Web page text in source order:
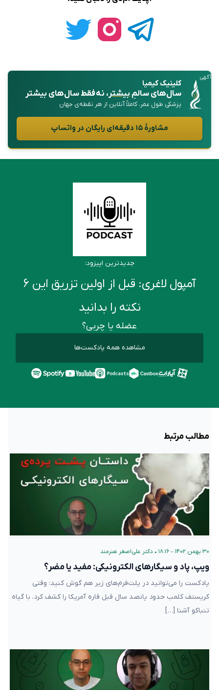
آگهی
کلینیک کیمیا
سال‌های سالمِبیشتر، نه فقط سال‌های بیشتر
پزشکی طول عمر، کاملاً آنلاین از هر نقطه‌ی جهان
مشاورهٔ ۱۵ دقیقه‌ای رایگان در واتساپ
جدیدترین اپیزود:
آمپول لاغری: قبل از اولین تزریق این ۶
نکته را بدانید
عضله یا چربی؟
مشاهده همه پادکست‌ها
مطالب مرتبط
۳۰ بهمن ۱۴۰۲ – ۱۸:۱۶ • دکتر علی‌اصغر هنرمند
ویپ، پاد و سیگارهای الکترونیکی: مفید یا مضر؟
پادکست را می‌توانید در پلت‌فرم‌های زیر هم گوش کنید: وقتی
کریستف کلمب حدود پانصد سال قبل قاره آمریکا را کشف کرد، با گیاه
تنباکو آشنا […]